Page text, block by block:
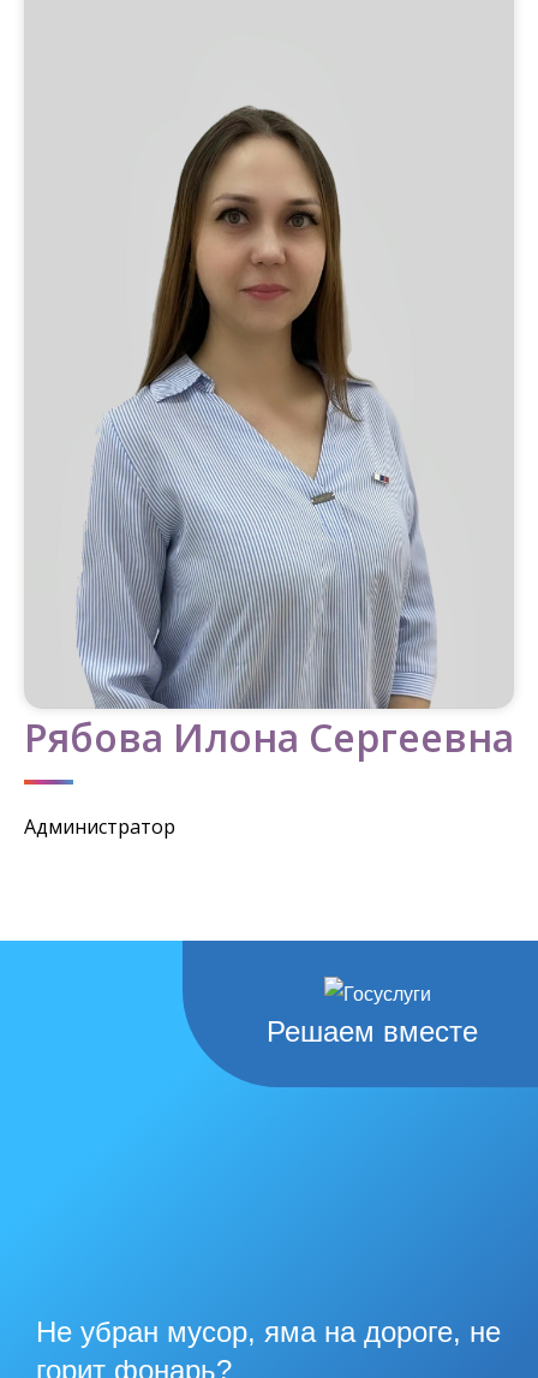
Рябова Илона Сергеевна
Администратор
Решаем вместе
Не убран мусор, яма на дороге, не
горит фонарь?